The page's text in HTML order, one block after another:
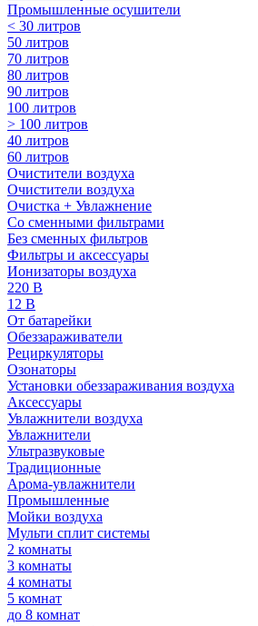
Промышленные осушители
< 30 литров
50 литров
70 литров
80 литров
90 литров
100 литров
> 100 литров
40 литров
60 литров
Очистители воздуха
Очистители воздуха
Очистка + Увлажнение
Cо сменными фильтрами
Без сменных фильтров
Фильтры и аксессуары
Ионизаторы воздуха
220 В
12 В
От батарейки
Обеззараживатели
Рециркуляторы
Озонаторы
Установки обеззараживания воздуха
Аксессуары
Увлажнители воздуха
Увлажнители
Ультразвуковые
Традиционные
Арома-увлажнители
Промышленные
Мойки воздуха
Мульти сплит системы
2 комнаты
3 комнаты
4 комнаты
5 комнат
до 8 комнат